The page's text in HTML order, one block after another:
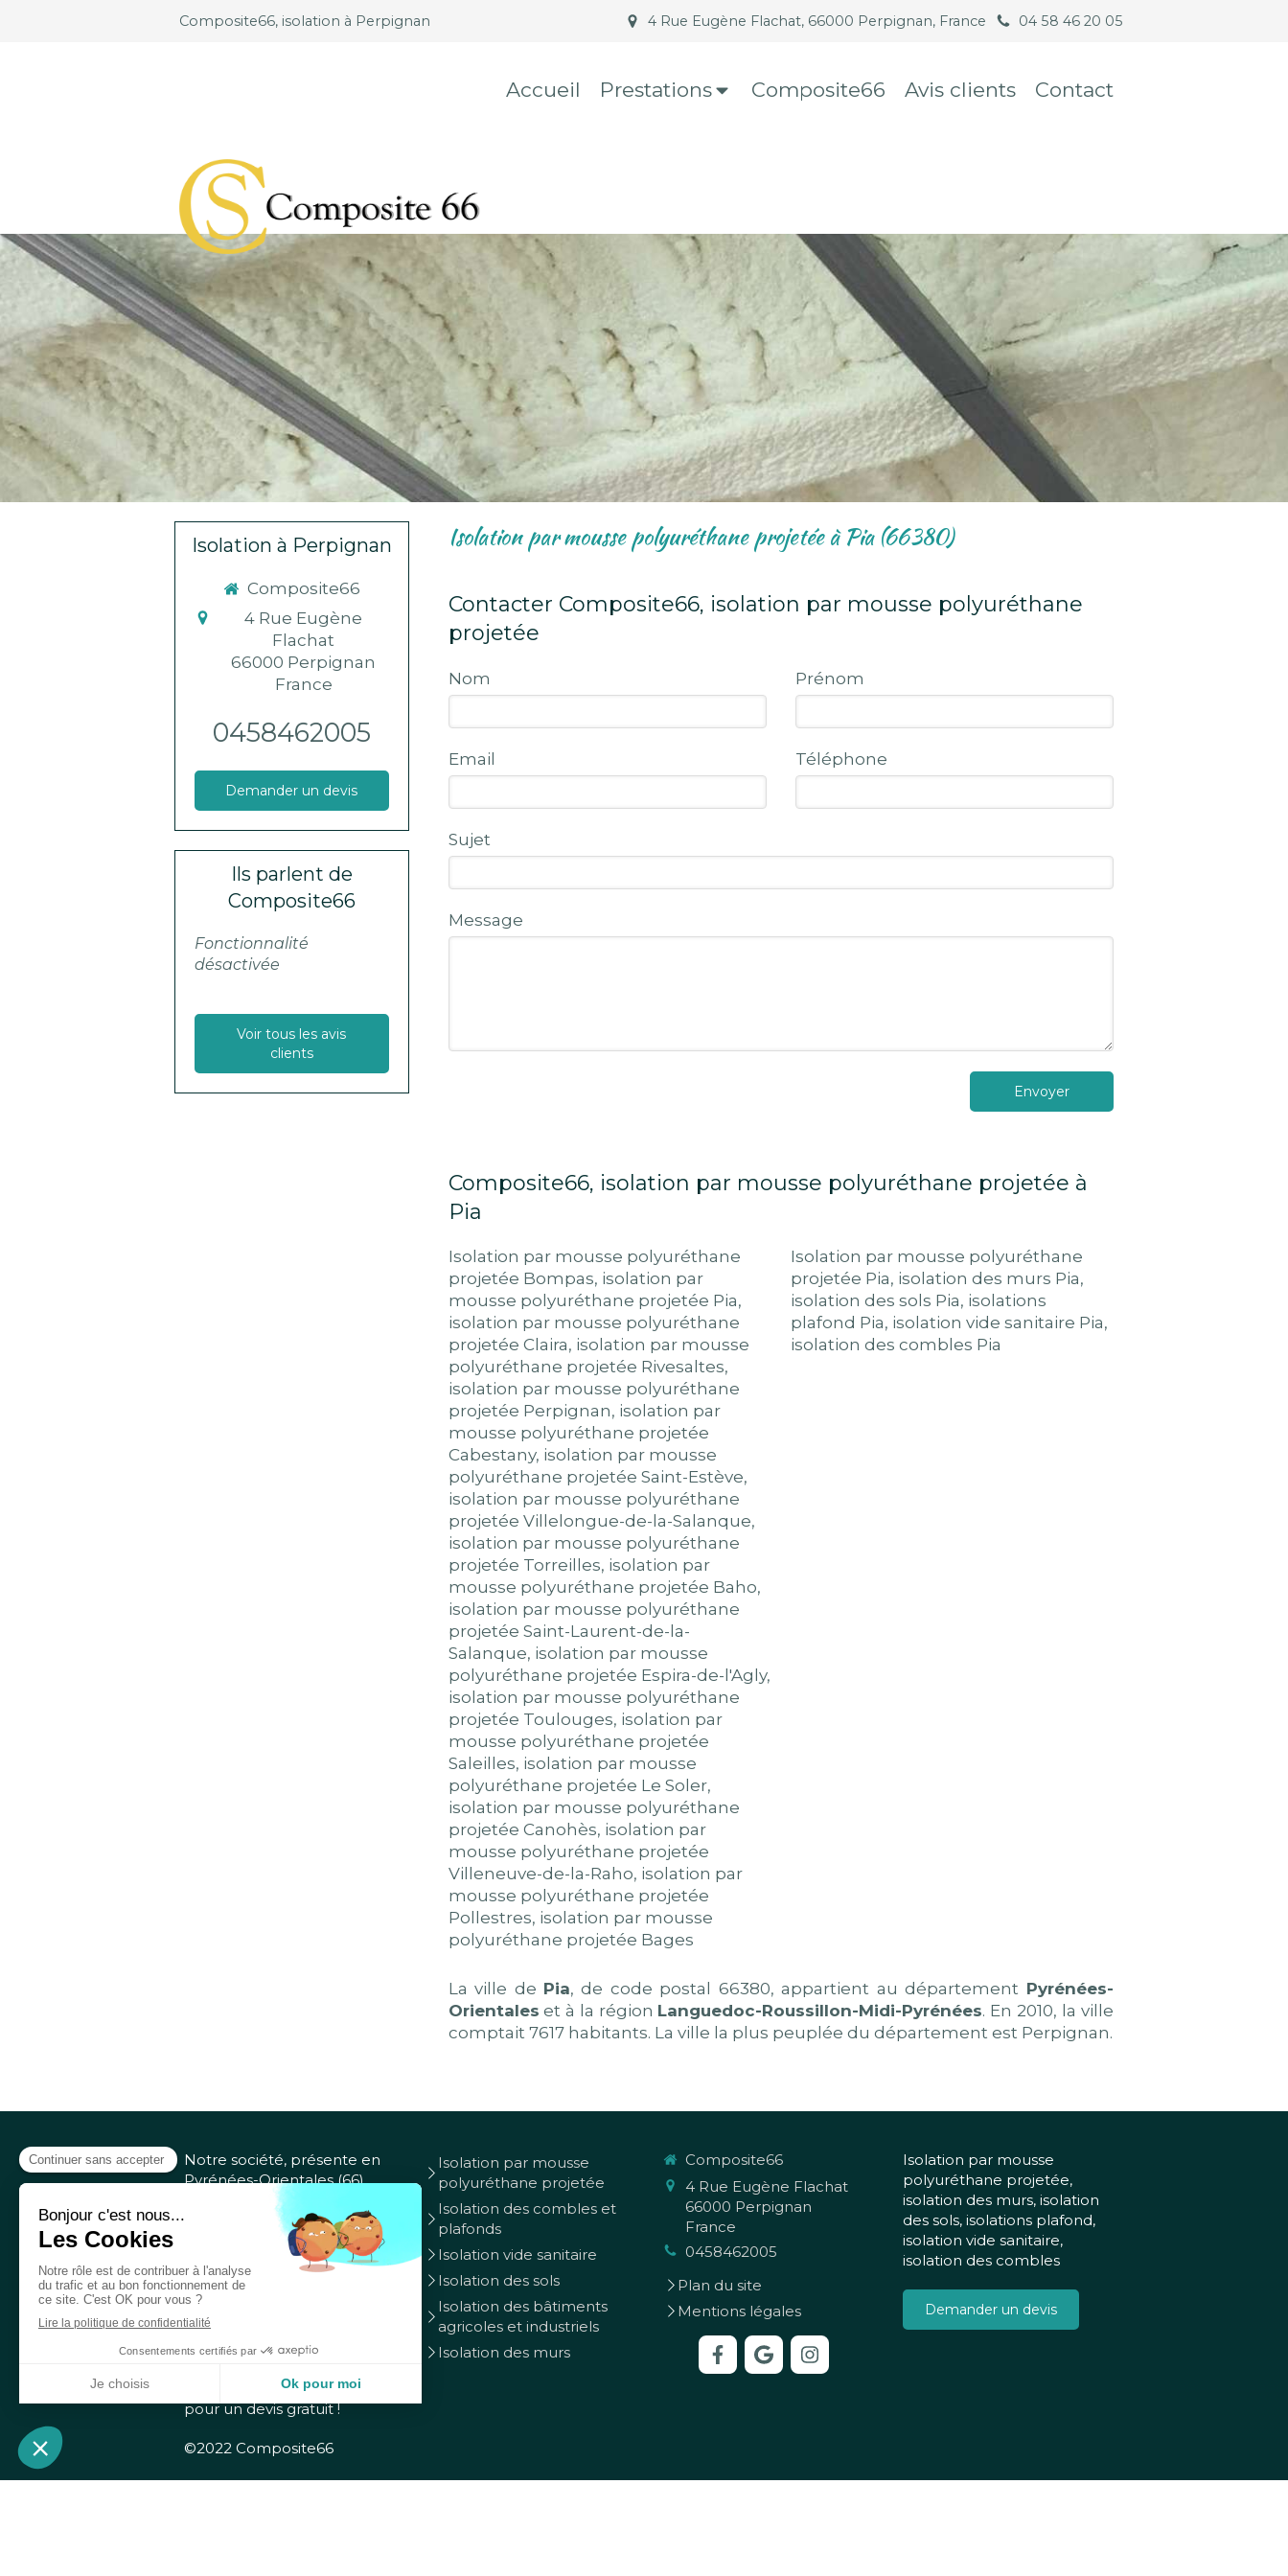
Composite66, isolation à Perpignan 04 58 46 20 05
4 Rue Eugène Flachat, 66000 Perpignan, France
Accueil Prestations Composite66 Avis clients Contact
Isolation par mousse polyuréthane projetée à Pia (66380)
Contacter Composite66, isolation par mousse polyuréthane
projetée
Nom Prénom
Email Téléphone
Sujet
Message
Envoyer
Composite66, isolation par mousse polyuréthane projetée à
Pia
Isolation par mousse polyuréthane
projetée Bompas, isolation par
mousse polyuréthane projetée Pia,
isolation par mousse polyuréthane
projetée Claira, isolation par mousse
polyuréthane projetée Rivesaltes,
isolation par mousse polyuréthane
projetée Perpignan, isolation par
mousse polyuréthane projetée
Cabestany, isolation par mousse
polyuréthane projetée Saint-Estève,
isolation par mousse polyuréthane
projetée Villelongue-de-la-Salanque,
isolation par mousse polyuréthane
projetée Torreilles, isolation par
mousse polyuréthane projetée Baho,
isolation par mousse polyuréthane
projetée Saint-Laurent-de-la-
Salanque, isolation par mousse
polyuréthane projetée Espira-de-l'Agly,
isolation par mousse polyuréthane
projetée Toulouges, isolation par
mousse polyuréthane projetée
Saleilles, isolation par mousse
polyuréthane projetée Le Soler,
isolation par mousse polyuréthane
projetée Canohès, isolation par
mousse polyuréthane projetée
Villeneuve-de-la-Raho, isolation par
mousse polyuréthane projetée
Pollestres, isolation par mousse
polyuréthane projetée Bages
Isolation par mousse polyuréthane
projetée Pia, isolation des murs Pia,
isolation des sols Pia, isolations
plafond Pia, isolation vide sanitaire Pia,
isolation des combles Pia
La ville de Pia, de code postal 66380, appartient au département Pyrénées-
Orientales et à la région Languedoc-Roussillon-Midi-Pyrénées. En 2010, la ville
comptait 7617 habitants. La ville la plus peuplée du département est Perpignan.
Isolation à Perpignan
Composite66
4 Rue Eugène
Flachat
66000 Perpignan
France
0458462005
Demander un devis
Ils parlent de
Composite66
Fonctionnalité
désactivée
Voir tous les avis
clients
Notre société, présente en
Pyrénées-Orientales (66),
intervient dans les
d'isolations
plafond, isolation des
murs, isolation par
mousse polyuréthane
projetée, isolation des
combles mais aussi
isolation des sols ou
isolation vide sanitaire
Composite66
pour un devis gratuit !
©2022 Composite66
Isolation par mousse
polyuréthane projetée
Isolation des combles et
plafonds
Isolation vide sanitaire
Isolation des sols
Isolation des bâtiments
agricoles et industriels
Isolation des murs
Composite66
4 Rue Eugène Flachat
66000 Perpignan
France
0458462005
Plan du site
Mentions légales
Isolation par mousse
polyuréthane projetée,
isolation des murs, isolation
des sols, isolations plafond,
isolation vide sanitaire,
isolation des combles
Demander un devis